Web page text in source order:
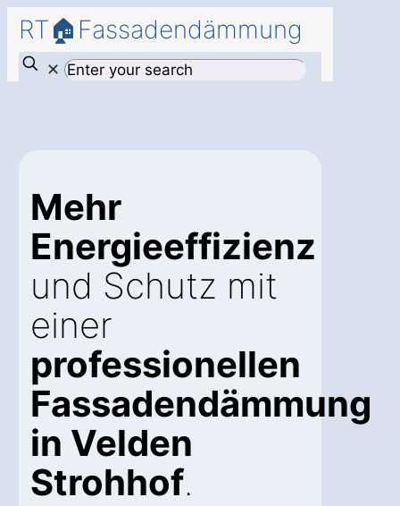
RT🏠Fassadendämmung
✕
Mehr
Energieeffizienz
und Schutz mit
einer
professionellen
Fassadendämmung
in Velden
Strohhof.